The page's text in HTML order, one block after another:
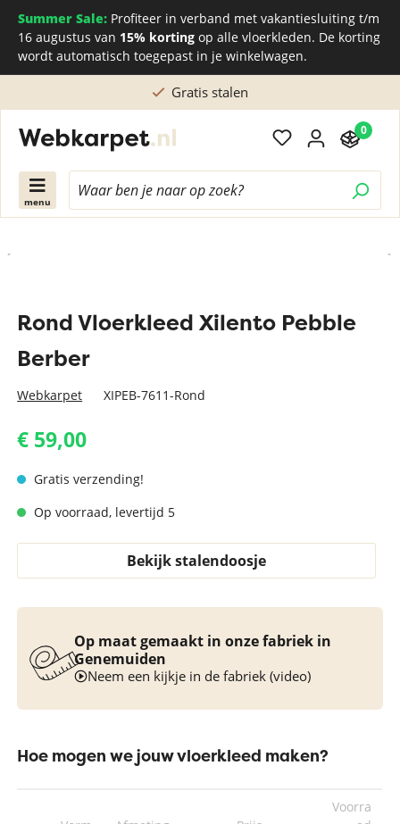
Summer Sale: Profiteer in verband met vakantiesluiting t/m
16 augustus van 15% korting op alle vloerkleden. De korting
wordt automatisch toegepast in je winkelwagen.
Gratis stalen
menu
0
Rond Vloerkleed Xilento Pebble
Berber
Webkarpet XIPEB-7611-Rond
€ 59,00
Gratis verzending!
Op voorraad, levertijd 5
Bekijk stalendoosje
Op maat gemaakt in onze fabriek in
Genemuiden
Neem een kijkje in de fabriek (video)
Hoe mogen we jouw vloerkleed maken?
Voorra